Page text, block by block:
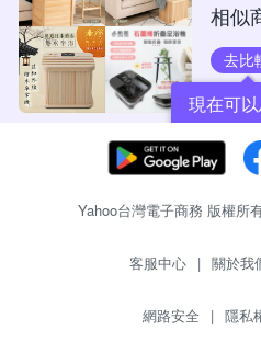
相似
去比
現在可
Yahoo台灣電子商務 版權所
客服中心 | 關於我
網路安全 | 隱私